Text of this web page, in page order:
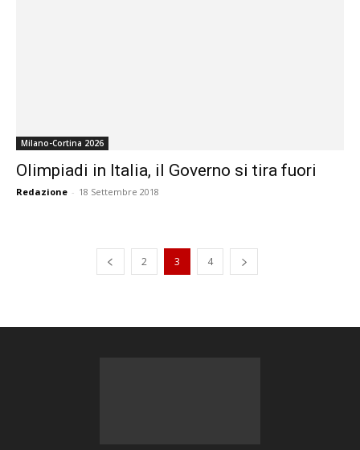
Milano-Cortina 2026
Olimpiadi in Italia, il Governo si tira fuori
Redazione - 18 Settembre 2018
2 3 4